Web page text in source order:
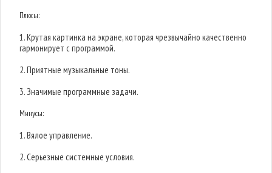
Плюсы:
1. Крутая картинка на экране, которая чрезвычайно качественно
гармонирует с программой.
2. Приятные музыкальные тоны.
3. Значимые программные задачи.
Минусы:
1. Вялое управление.
2. Серьезные системные условия.